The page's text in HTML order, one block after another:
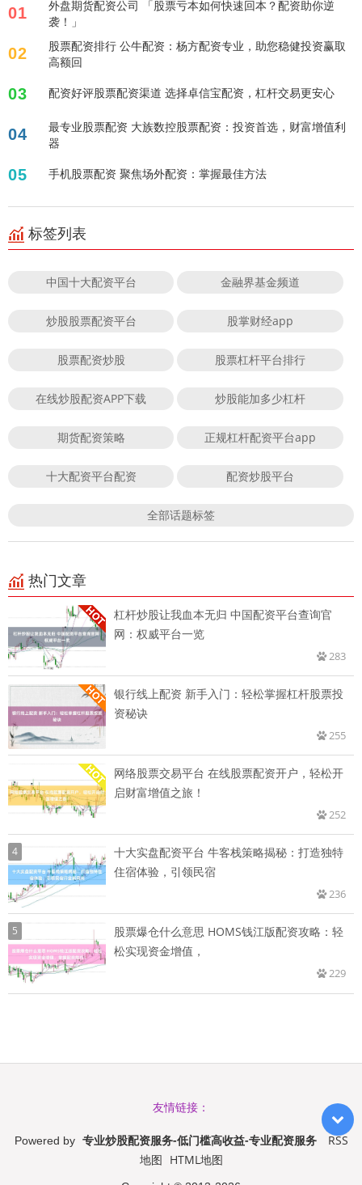
01
外盘期货配资公司 「股票亏本如何快速回本？配资助你逆
袭！」
02
股票配资排行 公牛配资：杨方配资专业，助您稳健投资赢取
高额回
03 配资好评股票配资渠道 选择卓信宝配资，杠杆交易更安心
04
最专业股票配资 大族数控股票配资：投资首选，财富增值利
器
05 手机股票配资 聚焦场外配资：掌握最佳方法
标签列表
中国十大配资平台 金融界基金频道
炒股股票配资平台 股掌财经app
股票配资炒股 股票杠杆平台排行
在线炒股配资APP下载 炒股能加多少杠杆
期货配资策略 正规杠杆配资平台app
十大配资平台配资 配资炒股平台
全部话题标签
热门文章
杠杆炒股让我血本无归 中国配资平台查询官
网：权威平台一览
283
银行线上配资 新手入门：轻松掌握杠杆股票投
资秘诀
255
网络股票交易平台 在线股票配资开户，轻松开
启财富增值之旅！
252
4
十大实盘配资平台 牛客栈策略揭秘：打造独特
住宿体验，引领民宿
236
5
股票爆仓什么意思 HOMS钱江版配资攻略：轻
松实现资金增值，
229
友情链接：
Powered by 专业炒股配资服务-低门槛高收益-专业配资服务
RSS
地图 HTML地图